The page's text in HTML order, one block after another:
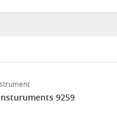
9259